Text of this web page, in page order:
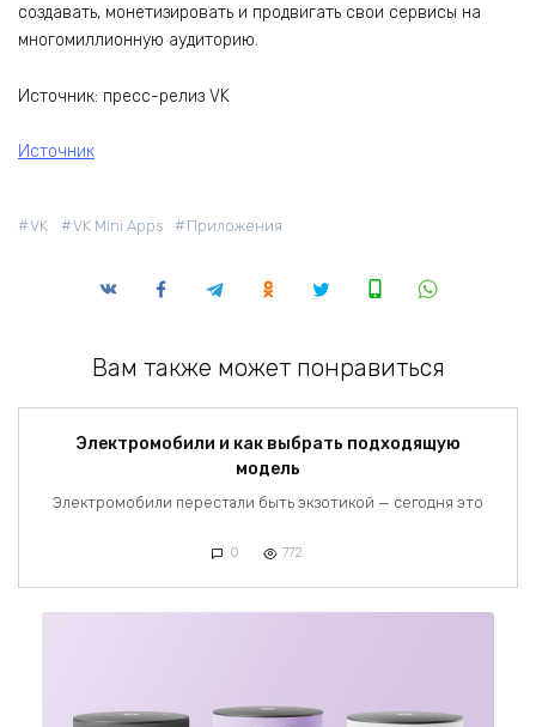
создавать, монетизировать и продвигать свои сервисы на
многомиллионную аудиторию.
Источник: пресс-релиз VK
Источник
VK VK Mini Apps Приложения
Вам также может понравиться
Электромобили и как выбрать подходящую
модель
Электромобили перестали быть экзотикой — сегодня это
0 772